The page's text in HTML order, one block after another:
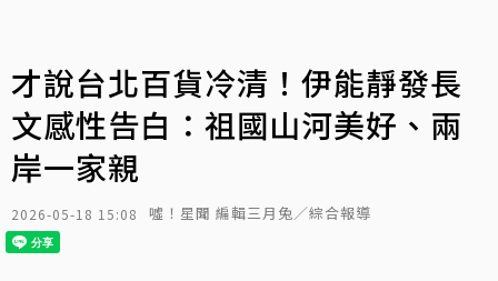
才說台北百貨冷清！伊能靜發長
文感性告白：祖國山河美好、兩
岸一家親
2026-05-18 15:08 噓！星聞 編輯三月兔／綜合報導